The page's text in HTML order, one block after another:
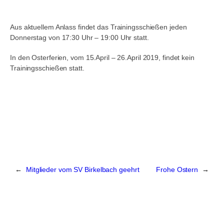
Aus aktuellem Anlass findet das Trainingsschießen jeden
Donnerstag von 17:30 Uhr – 19:00 Uhr statt.
In den Osterferien, vom 15.April – 26.April 2019, findet kein
Trainingsschießen statt.
← Mitglieder vom SV Birkelbach geehrt Frohe Ostern →